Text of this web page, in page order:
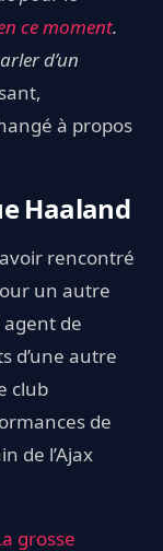
ce moment.
d’un
à propos
Haaland
rencontré
un autre
agent de
d’une autre
club
de
de l’Ajax
grosse